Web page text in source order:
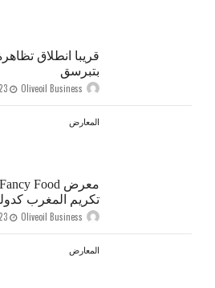
قريبا انطلاق
بتبرسق
Oliveoil Business
المعارض
تكريم المغرب
Oliveoil Business
المعارض